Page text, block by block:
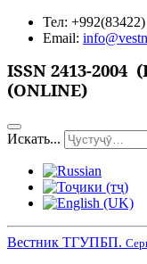
Тел: +992(83422)
Email:
ISSN 2413-2004
(ONLINE)
Искать...
Вестник ТГУПБП.